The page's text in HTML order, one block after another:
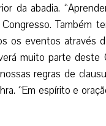
da abadia.
Também
os eventos através
muito parte deste
regras de
“Em espírito e